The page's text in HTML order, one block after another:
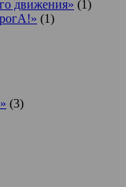
движения» (1)
(1)
(3)